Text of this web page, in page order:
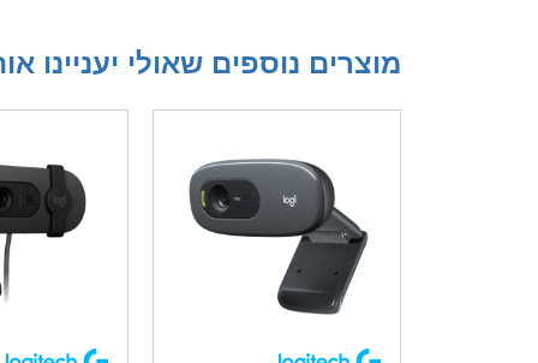
מוצרים נוספים שאולי יעניינו